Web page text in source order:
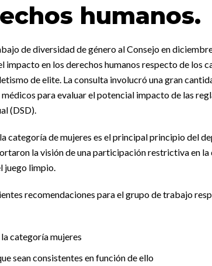
humanos.
de diversidad de género al Consejo en
impacto en los derechos humanos respecto de los
de elite. La consulta involucró una gran
para evaluar el potencial impacto de las
(DSD).
categoría de mujeres es el principal principio del
la visión de una participación restrictiva en
juego limpio.
recomendaciones para el grupo de trabajo
categoría mujeres
sean consistentes en función de ello